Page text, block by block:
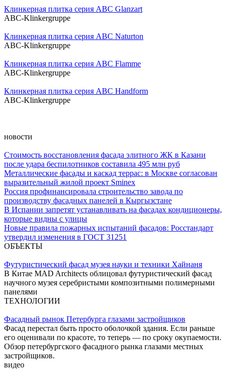
Клинкерная плитка серия ABC Glanzart
ABC-Klinkergruppe
Клинкерная плитка серия ABC Naturton
ABC-Klinkergruppe
Клинкерная плитка серия ABC Flamme
ABC-Klinkergruppe
Клинкерная плитка серия ABC Handform
ABC-Klinkergruppe
новости
Стоимость восстановления фасада элитного ЖК в Казани
после удара беспилотников составила 495 млн руб
Металлические фасады и каскад террас: в Москве согласован
выразительный жилой проект Sminex
Россия профинансировала строительство завода по
производству фасадных панелей в Кыргызстане
В Испании запретят устанавливать на фасадах кондиционеры,
которые видны с улицы
Новые правила пожарных испытаний фасадов: Росстандарт
утвердил изменения в ГОСТ 31251
ОБЪЕКТЫ
Футуристический фасад музея науки и техники Хайнаня
В Китае MAD Architects облицовал футуристический фасад
научного музея серебристыми композитными полимерными
панелями
ТЕХНОЛОГИИ
Фасадный рынок Петербурга глазами застройщиков
Фасад перестал быть просто оболочкой здания. Если раньше
его оценивали по красоте, то теперь — по сроку окупаемости.
Обзор петербургского фасадного рынка глазами местных
застройщиков.
видео